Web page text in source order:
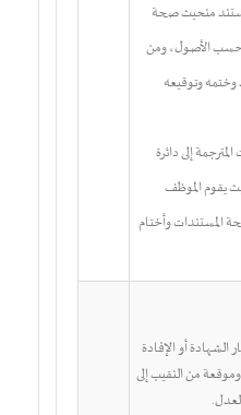
منحيث صحة
الأصول، ومن
وتوقيعه
إلى دائرة
الموظف
وأختام
أو الإفادة
من النقيب إلى